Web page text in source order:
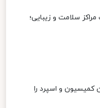
سلامت و زیبایی؛
و اسپرد را